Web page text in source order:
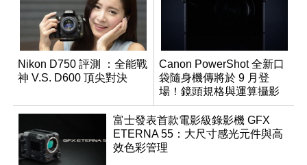
Nikon D750 評測 ：全能戰
神 V.S. D600 頂尖對決
Canon PowerShot 全新口
袋隨身機傳將於 9 月登
場！鏡頭規格與運算攝影
升級成為焦點
富士發表首款電影級錄影機 GFX
ETERNA 55：大尺寸感光元件與高
效色彩管理